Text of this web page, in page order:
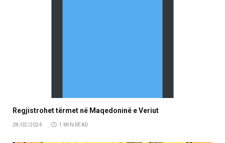
Regjistrohet tërmet në Maqedoninë e Veriut
28/02/2024 1 MIN READ